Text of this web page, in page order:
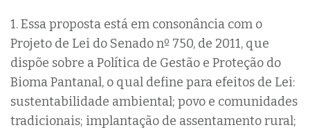
1. Essa proposta está em consonância com o
Projeto de Lei do Senado nº 750, de 2011, que
dispõe sobre a Política de Gestão e Proteção do
Bioma Pantanal, o qual define para efeitos de Lei:
sustentabilidade ambiental; povo e comunidades
tradicionais; implantação de assentamento rural;